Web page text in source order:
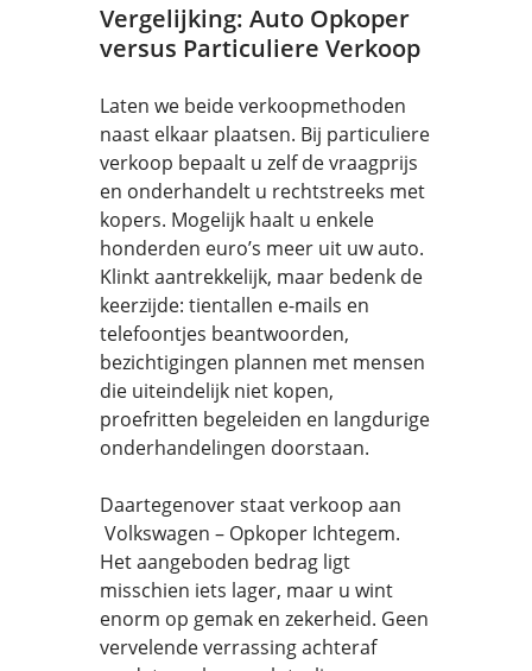
Vergelijking: Auto Opkoper
versus Particuliere Verkoop
Laten we beide verkoopmethoden
naast elkaar plaatsen. Bij particuliere
verkoop bepaalt u zelf de vraagprijs
en onderhandelt u rechtstreeks met
kopers. Mogelijk haalt u enkele
honderden euro’s meer uit uw auto.
Klinkt aantrekkelijk, maar bedenk de
keerzijde: tientallen e-mails en
telefoontjes beantwoorden,
bezichtigingen plannen met mensen
die uiteindelijk niet kopen,
proefritten begeleiden en langdurige
onderhandelingen doorstaan.
Daartegenover staat verkoop aan
Volkswagen – Opkoper Ichtegem.
Het aangeboden bedrag ligt
misschien iets lager, maar u wint
enorm op gemak en zekerheid. Geen
vervelende verrassing achteraf